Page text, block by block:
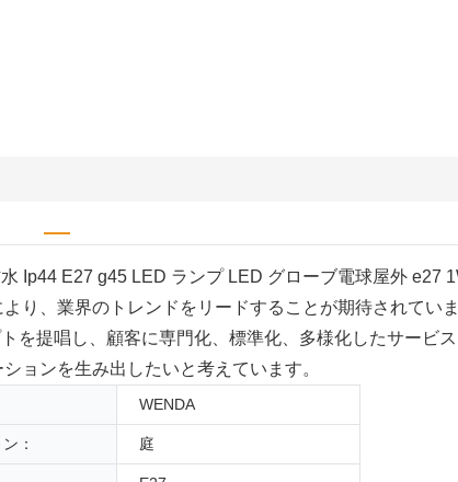
Ip44 E27 g45 LED ランプ LED グローブ電球屋外 e27
り、業界のトレンドをリードすることが期待されてい
提唱し、顧客に専門化、標準化、多様化したサービ
ョンを生み出したいと考えています。
WENDA
： 庭